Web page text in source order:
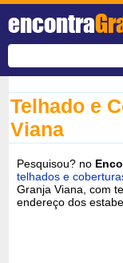
encontra
Telhado e
Viana
Pesquisou? no
telhados e
Granja Viana, com
endereço dos